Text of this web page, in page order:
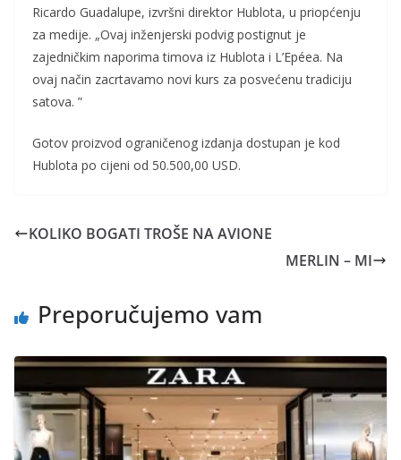
Ricardo Guadalupe, izvršni direktor Hublota, u priopćenju
za medije. „Ovaj inženjerski podvig postignut je
zajedničkim naporima timova iz Hublota i L’Epéea. Na
ovaj način zacrtavamo novi kurs za posvećenu tradiciju
satova. ”
Gotov proizvod ograničenog izdanja dostupan je kod
Hublota po cijeni od 50.500,00 USD.
KOLIKO BOGATI TROŠE NA AVIONE
MERLIN – MI
Preporučujemo vam